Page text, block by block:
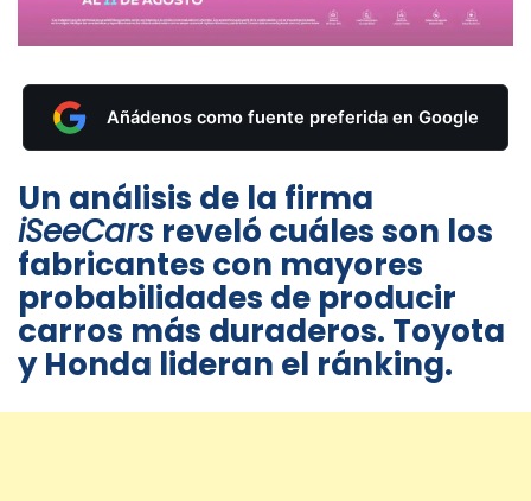
Añádenos como fuente preferida en Google
Un análisis de la firma
iSeeCars reveló cuáles son los
fabricantes con mayores
probabilidades de producir
carros más duraderos. Toyota
y Honda lideran el ránking.